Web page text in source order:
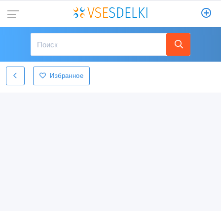
Избранное